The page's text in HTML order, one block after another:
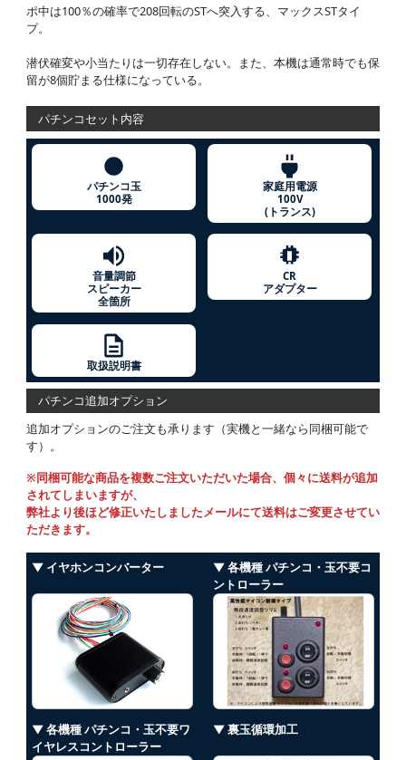
ポ中は100％の確率で208回転のSTへ突入する、マックスSTタイ
プ。
潜伏確変や小当たりは一切存在しない。また、本機は通常時でも保
留が8個貯まる仕様になっている。
パチンコセット内容
パチンコ玉
1000発
家庭用電源
100V
(トランス)
音量調節
スピーカー
全箇所
CR
アダプター
取扱説明書
パチンコ追加オプション
追加オプションのご注文も承ります（実機と一緒なら同梱可能で
す）。
※同梱可能な商品を複数ご注文いただいた場合、個々に送料が追加
されてしまいますが、
弊社より後ほど修正いたしましたメールにて送料はご変更させてい
ただきます。
▼ イヤホンコンバーター
▼ 各機種 パチンコ・玉不要コ
ントローラー
▼ 各機種 パチンコ・玉不要ワ
イヤレスコントローラー
▼ 裏玉循環加工